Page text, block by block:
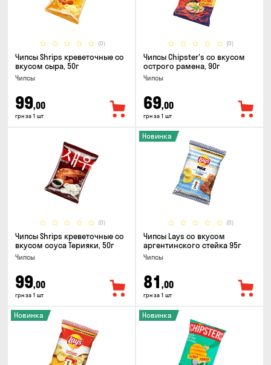
(0)
Чипсы Shrips креветочные со
вкусом сыра, 50г
Чипсы
99,00
грн за 1 шт
(0)
Чипсы Chipster's со вкусом
острого рамена, 90г
Чипсы
69,00
грн за 1 шт
(0)
Чипсы Shrips креветочные со
вкусом соуса Терияки, 50г
Чипсы
99,00
грн за 1 шт
(0)
Новинка
Чипсы Lays со вкусом
аргентинского стейка 95г
Чипсы
81 ,00
грн за 1 шт
Новинка Новинка